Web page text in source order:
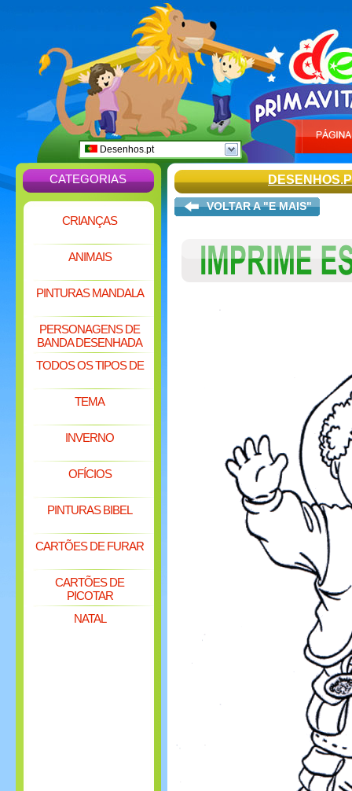
Desenhos.pt
CATEGORIAS
CRIANÇAS
ANIMAIS
PINTURAS MANDALA
PERSONAGENS DE
BANDA DESENHADA
TODOS OS TIPOS DE
TEMA
INVERNO
OFÍCIOS
PINTURAS BIBEL
CARTÕES DE FURAR
CARTÕES DE
PICOTAR
NATAL
VOLTAR A "E MAIS"